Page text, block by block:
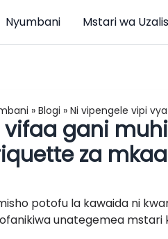
Nyumbani Mstari wa
» Blogi » Ni vipengele vipi
vifaa gani
za
potofu la kawaida ni
unategemea mstari